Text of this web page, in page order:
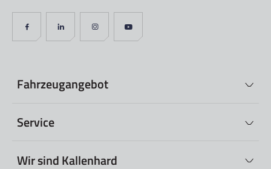
Fahrzeugangebot
Service
Wir sind Kallenhard